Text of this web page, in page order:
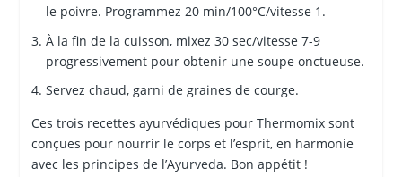
le poivre. Programmez 20 min/100°C/vitesse 1.
À la fin de la cuisson, mixez 30 sec/vitesse 7-9
progressivement pour obtenir une soupe onctueuse.
Servez chaud, garni de graines de courge.
Ces trois recettes ayurvédiques pour Thermomix sont
conçues pour nourrir le corps et l’esprit, en harmonie
avec les principes de l’Ayurveda. Bon appétit !